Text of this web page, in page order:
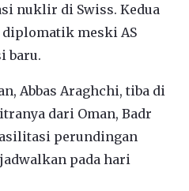
nuklir di Swiss. Kedua
meski AS
baru.
Abbas Araghchi, tiba di
dari Oman, Badr
perundingan
pada hari